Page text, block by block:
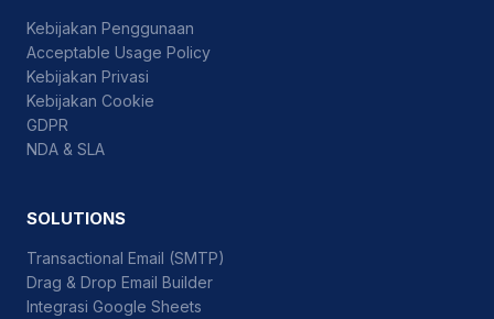
Kebijakan Penggunaan
Acceptable Usage Policy
Kebijakan Privasi
Kebijakan Cookie
GDPR
NDA & SLA
SOLUTIONS
Transactional Email (SMTP)
Drag & Drop Email Builder
Integrasi Google Sheets